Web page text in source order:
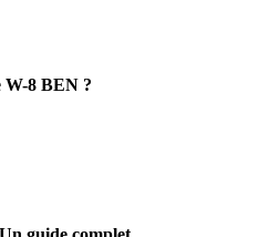
W-8 BEN ?